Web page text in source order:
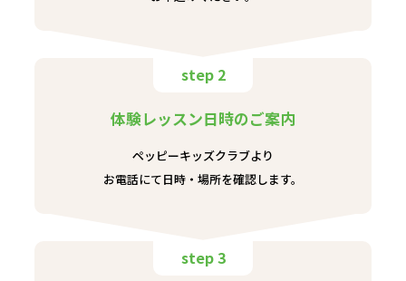
step 2
体験レッスン日時のご案内
ペッピーキッズクラブより
お電話にて日時・場所を確認します。
step 3